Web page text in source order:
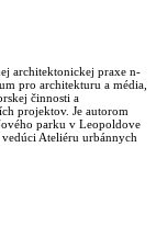
architektonickej praxe n-
pro architekturu a média,
činnosti a
projektov. Je autorom
parku v Leopoldove
Ateliéru urbánnych